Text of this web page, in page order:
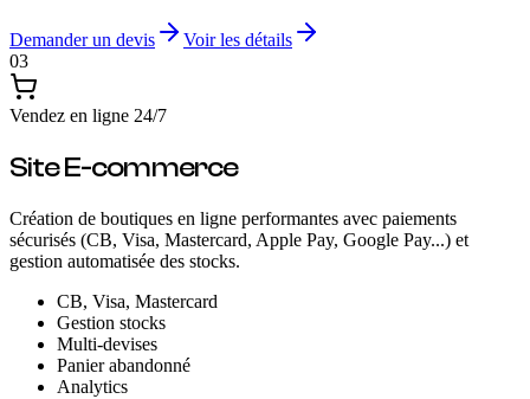
Demander un devis
Voir les détails
03
Vendez en ligne 24/7
Site E-commerce
Création de boutiques en ligne performantes avec paiements
sécurisés (CB, Visa, Mastercard, Apple Pay, Google Pay...) et
gestion automatisée des stocks.
CB, Visa, Mastercard
Gestion stocks
Multi-devises
Panier abandonné
Analytics